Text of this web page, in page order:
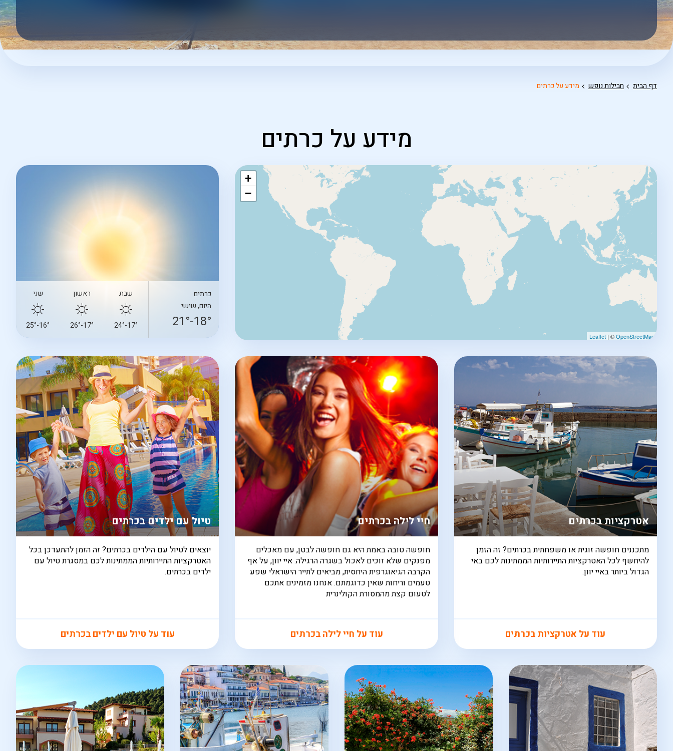
מוצגות
לפני
דף הבית חבילות נופש מידע על כרתים
מידע על כרתים
+
−
Leaflet | ©OpenStreetMap
כרתים
היום, שישי
18°-21°
שבת
17°-24°
ראשון
17°-26°
שני
16°-25°
אטרקציות בכרתים
מתכננים חופשה זוגית או משפחתית בכרתים? זה הזמן
להיחשף לכל האטרקציות התיירותיות הממתינות לכם באי
הגדול ביותר באיי יוון.
עוד על אטרקציות בכרתים
חיי לילה בכרתים
חופשה טובה באמת היא גם חופשה לבטן, עם מאכלים
מפנקים שלא זוכים לאכול בשגרה הרגילה. איי יוון, על אף
הקרבה הגיאוגרפית היחסית, מביאים לתייר הישראלי שפע
טעמים וריחות שאין כדוגמתם. אנחנו מזמינים אתכם
לטעום קצת מהמסורת הקולינרית
עוד על חיי לילה בכרתים
טיול עם ילדים בכרתים
יוצאים לטיול עם הילדים בכרתים? זה הזמן להתעדכן בכל
האטרקציות התיירותיות הממתינות לכם במסגרת טיול עם
ילדים בכרתים.
עוד על טיול עם ילדים בכרתים